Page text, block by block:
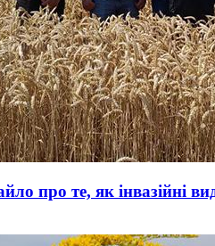
про те, як інвазійні